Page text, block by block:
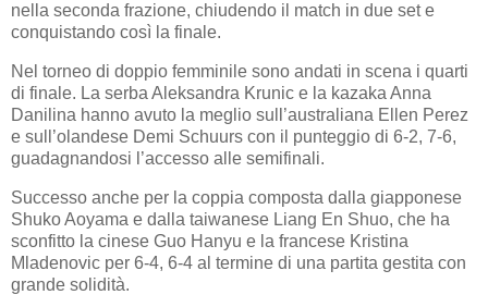
nella seconda frazione, chiudendo il match in due set e
conquistando così la finale.
Nel torneo di doppio femminile sono andati in scena i quarti
di finale. La serba Aleksandra Krunic e la kazaka Anna
Danilina hanno avuto la meglio sull’australiana Ellen Perez
e sull’olandese Demi Schuurs con il punteggio di 6-2, 7-6,
guadagnandosi l’accesso alle semifinali.
Successo anche per la coppia composta dalla giapponese
Shuko Aoyama e dalla taiwanese Liang En Shuo, che ha
sconfitto la cinese Guo Hanyu e la francese Kristina
Mladenovic per 6-4, 6-4 al termine di una partita gestita con
grande solidità.